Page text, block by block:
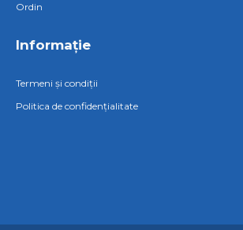
Ordin
Informație
Termeni și condiții
Politica de confidențialitate